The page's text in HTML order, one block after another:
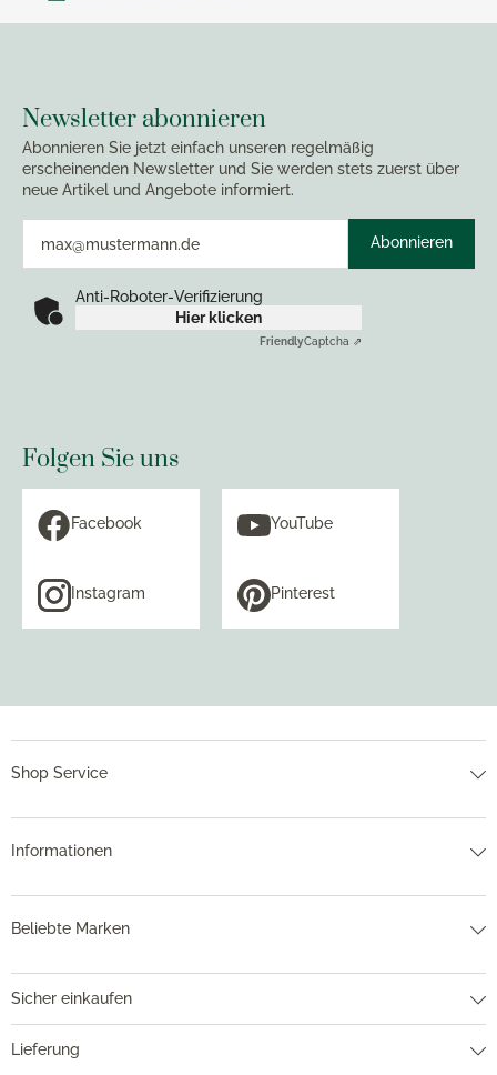
Newsletter abonnieren
Abonnieren Sie jetzt einfach unseren regelmäßig
erscheinenden Newsletter und Sie werden stets zuerst über
neue Artikel und Angebote informiert.
Abonnieren
Anti-Roboter-Verifizierung
Hier klicken
FriendlyCaptcha ⇗
Folgen Sie uns
Facebook YouTube
Instagram Pinterest
Shop Service
Informationen
Beliebte Marken
Sicher einkaufen
Lieferung